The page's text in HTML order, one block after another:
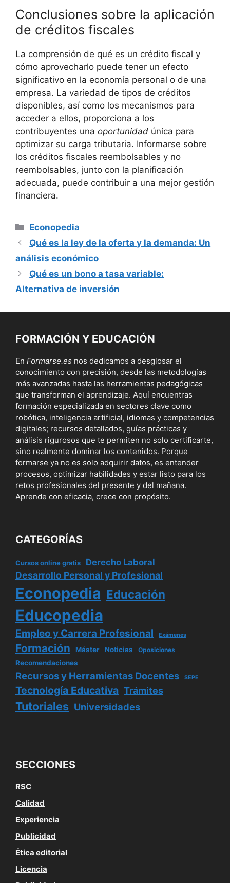
Conclusiones sobre la ⁣aplicación
de créditos⁣ fiscales
La comprensión de qué es un crédito fiscal y
cómo⁤ aprovecharlo puede⁢ tener un efecto
significativo en la economía personal ‌o de una⁢
empresa. La variedad‌ de tipos de ​créditos
‌disponibles, así ⁤como ​los mecanismos para
acceder‍ a ellos, proporciona ​a los⁤
contribuyentes una‌ oportunidad única para
optimizar su carga tributaria. Informarse sobre
los créditos fiscales reembolsables ⁣y no
reembolsables, junto con la planificación
adecuada, ‍puede contribuir ​a una‌ mejor gestión
financiera.
Categorías
Econopedia
Qué es la ley de la oferta y la demanda: Un
análisis económico
Qué es un bono a tasa variable:
Alternativa de inversión
FORMACIÓN Y EDUCACIÓN
En Formarse.es nos dedicamos a desglosar el
conocimiento con precisión, desde las metodologías
más avanzadas hasta las herramientas pedagógicas
que transforman el aprendizaje. Aquí encuentras
formación especializada en sectores clave como
robótica, inteligencia artificial, idiomas y competencias
digitales; recursos detallados, guías prácticas y
análisis rigurosos que te permiten no solo certificarte,
sino realmente dominar los contenidos. Porque
formarse ya no es solo adquirir datos, es entender
procesos, optimizar habilidades y estar listo para los
retos profesionales del presente y del mañana.
Aprende con eficacia, crece con propósito.
CATEGORÍAS
Cursos online gratis Derecho Laboral
Desarrollo Personal y Profesional
Econopedia Educación
Educopedia
Empleo y Carrera Profesional Exámenes
Formación Máster Noticias Oposiciones
Recomendaciones
Recursos y Herramientas Docentes SEPE
Tecnología Educativa Trámites
Tutoriales Universidades
SECCIONES
RSC
Calidad
Experiencia
Publicidad
Ética editorial
Licencia